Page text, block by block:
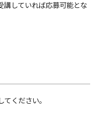
していれば応募可能とな
ください。